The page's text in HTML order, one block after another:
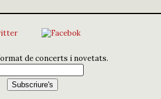
de concerts i novetats.